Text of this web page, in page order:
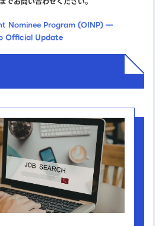
Nominee Program (OINP) —
Official Update